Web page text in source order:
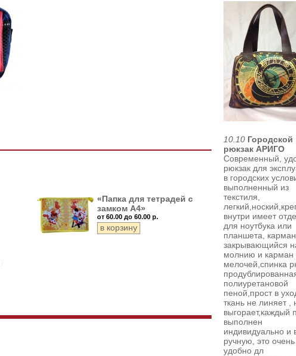
«Папка для тетрадей с
замком А4»
от 60.00 до 60.00 р.
10.10 Городской
рюкзак АРИГО
Современный,
рюкзак для
в городских
выполненный из
текстиля,
внутри имеет
для ноутбука или
планшета, карман
закрывающийся
молнию и карман
мелочей,спинка
полиуретановой
пеной,прост в
ткань не линяет ,
выгорает,каждый
выполнен
индивидуально и
ручную, это очень
удобно дл